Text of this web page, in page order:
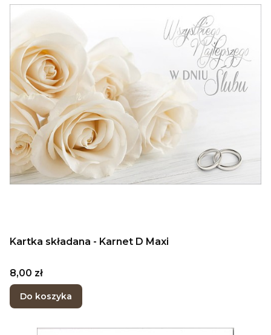
Kartka składana - Karnet D Maxi
Cena
8,00 zł
Do koszyka